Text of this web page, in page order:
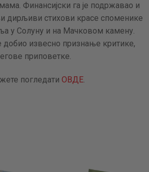
Финансијски га је подржавао и
дирљиви стихови красе споменике
у Солуну и на Мачковом камену.
добио извесно признање критике,
приповетке.
погледатиОВДЕ.